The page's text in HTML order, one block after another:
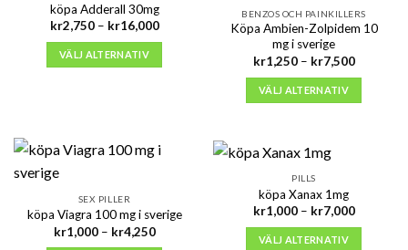
köpa Adderall 30mg
kr2,750 – kr16,000Prisintervall:
VÄLJ ALTERNATIV
BENZOS OCH PAINKILLERS
Köpa Ambien-Zolpidem 10
mg i sverige
kr1,250 – kr7,500
VÄLJ ALTERNATIV
SEX PILLER
köpa Viagra 100 mg i sverige
kr1,000 – kr4,250Prisintervall:
PILLS
köpa Xanax 1mg
kr1,000 – kr7,000
VÄLJ ALTERNATIV